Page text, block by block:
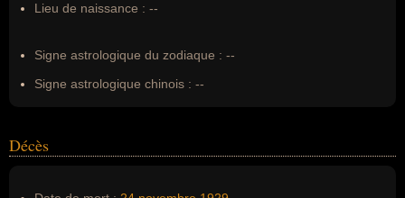
geoges clemenceau, Georges Clemanceau, george
clémanceau, clémanceau, G. Clemenceau, G.Clemenceau,
Lieu de naissance : --
Signe astrologique du zodiaque : --
Signe astrologique chinois : --
Décès